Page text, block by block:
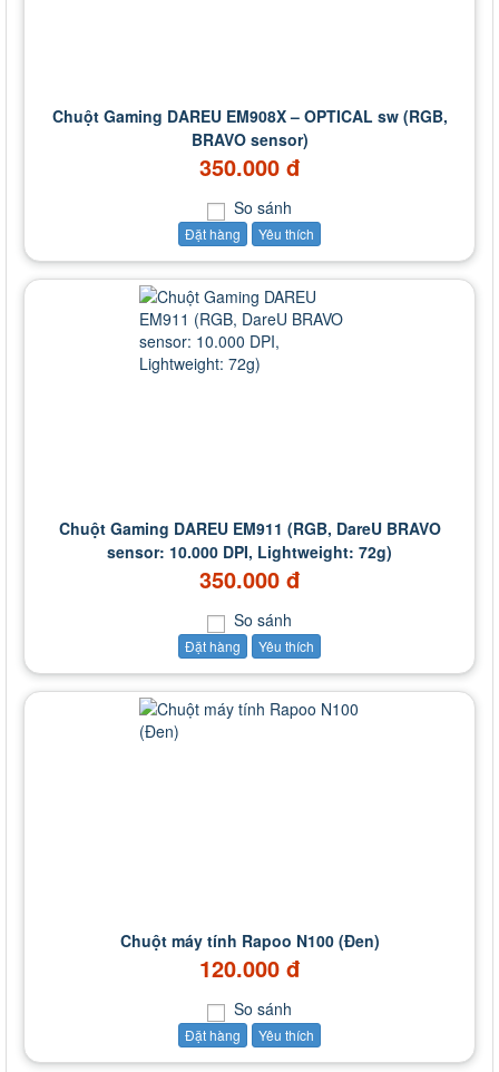
Chuột Gaming DAREU EM908X – OPTICAL sw (RGB,
BRAVO sensor)
350.000 đ
So sánh
Đặt hàng Yêu thích
Chuột Gaming DAREU EM911 (RGB, DareU BRAVO
sensor: 10.000 DPI, Lightweight: 72g)
350.000 đ
So sánh
Đặt hàng Yêu thích
Chuột máy tính Rapoo N100 (Đen)
120.000 đ
So sánh
Đặt hàng Yêu thích